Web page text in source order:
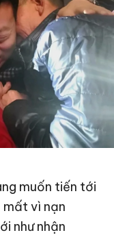
muốn tiến tới
mất vì nạn
như nhận